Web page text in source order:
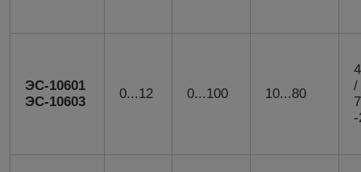
ЭС-10601
ЭС-10603
0...12 0...100 10...80
/
-